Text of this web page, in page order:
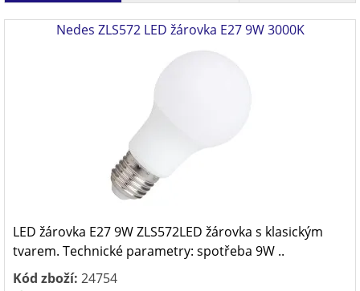
Nedes ZLS572 LED žárovka E27 9W 3000K
LED žárovka E27 9W ZLS572LED žárovka s klasickým
tvarem. Technické parametry: spotřeba 9W ..
Kód zboží: 24754